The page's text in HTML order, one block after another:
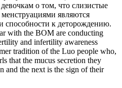
о том, что слизистые
являются
способности к деторождению.
with the BOM are conducting
and infertility awareness
tradition of the Luo people who,
that the mucus secretion they
and the next is the sign of their